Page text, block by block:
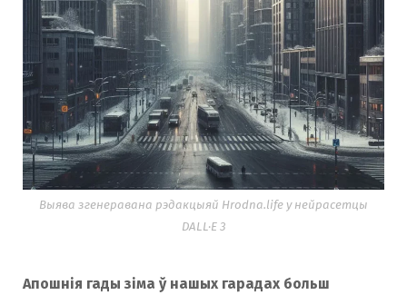
Выява згенеравана рэдакцыяй Hrodna.life у нейрасетцы
DALL·E 3
Апошнія гады зіма ў нашых гарадах больш